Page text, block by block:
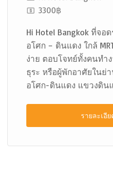
3300฿
Hi Hotel Bangkok ที่จอ
อโศก – ดินแดง ใกล้
ง่าย ตอบโจทย์ทั้งคนทำ
ธุระ หรือผู้พักอาศัยในย่
อโศก-ดินแดง แขวงดินแ
รายละเอี